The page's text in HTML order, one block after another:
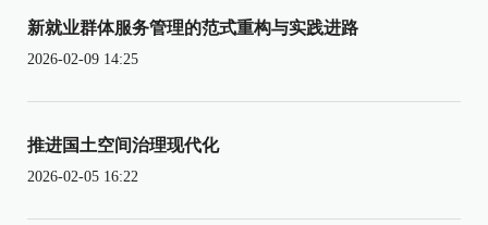
新就业群体服务管理的范式重构与实践进路
2026-02-09 14:25
推进国土空间治理现代化
2026-02-05 16:22